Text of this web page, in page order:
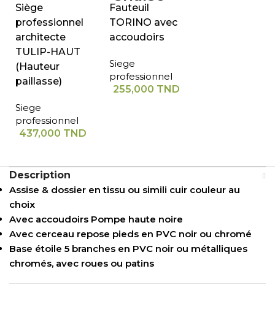
Siège
professionnel
architecte
TULIP-HAUT
(Hauteur
paillasse)
Siege
professionnel
437,000 TND
Fauteuil
TORINO avec
accoudoirs
Siege
professionnel
255,000 TND
Description
Assise & dossier en tissu ou simili cuir couleur au
choix
Avec accoudoirs Pompe haute noire
Avec cerceau repose pieds en PVC noir ou chromé
Base étoile 5 branches en PVC noir ou métalliques
chromés, avec roues ou patins